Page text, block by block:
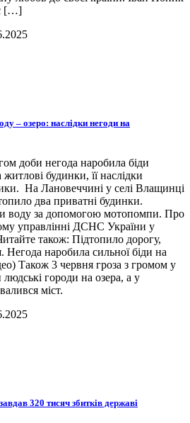
[…]
– озеро: наслідки негоди на
доби негода наробила біди
будинки, її наслідки
На Лановеччині у селі Влащинці
два приватні будинки.
воду за допомогою мотопомпи. Про
управлінні ДСНС України у
також: Підтопило дорогу,
Негода наробила сильної біди на
Також 3 червня гроза з громом у
городи на озера, а у
міст.
320 тисяч збитків державі